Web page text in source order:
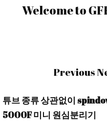
Welcome to
Previous
튜브 종류 상관없이
5000F 미니 원심분리기